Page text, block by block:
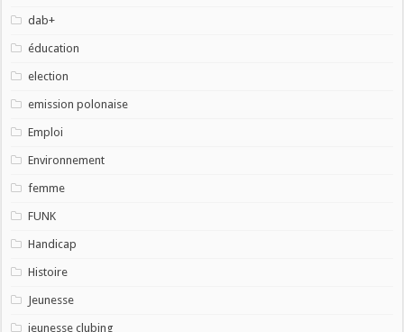
dab+
éducation
election
emission polonaise
Emploi
Environnement
femme
FUNK
Handicap
Histoire
Jeunesse
jeunesse clubing